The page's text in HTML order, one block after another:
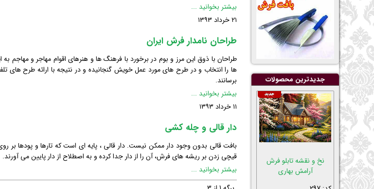
بیشتر بخوانید ...
۲۱ خرداد ۱۳۹۳
طراحان نامدار فرش ایران
طراحان با ذوق این مرز و بوم در برخورد با فرهنگ ها و هنرهای اقوام مهاجر و
ها را انتخاب و در طرح های مورد عمل خویش گنجانیده و در نتیجه با ارائه طرح های
برسانند.
بیشتر بخوانید ...
ایران
۱۱ خرداد ۱۳۹۳
دار قالی و چله کشی
بافت قالی بدون وجود دار ممکن نیست. دار قالی ، پایه ای است که تارها و پودها بر
قیچی زدن بر ریشه های فرش، آن را از دار جدا کرده و به اصطلاح از دار پایین می آورند.
بیشتر بخوانید ...
قالی
جدیدترین محصولات
نخ و نقشه تابلو فرش
آرامش بهاری